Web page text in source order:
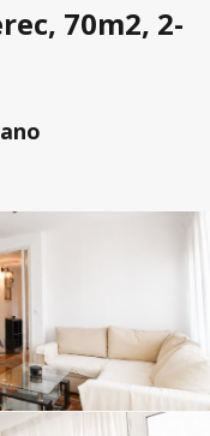
70m2, 2-